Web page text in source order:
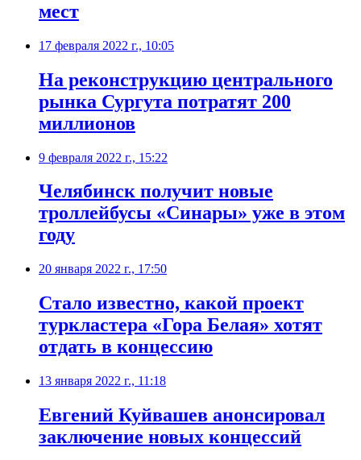
мест
17 февраля 2022 г., 10:05
На реконструкцию центрального
рынка Сургута потратят 200
миллионов
9 февраля 2022 г., 15:22
​Челябинск получит новые
троллейбусы «Синары» уже в этом
году
20 января 2022 г., 17:50
Стало известно, какой проект
туркластера «Гора Белая» хотят
отдать в концессию
13 января 2022 г., 11:18
Евгений Куйвашев анонсировал
заключение новых концессий